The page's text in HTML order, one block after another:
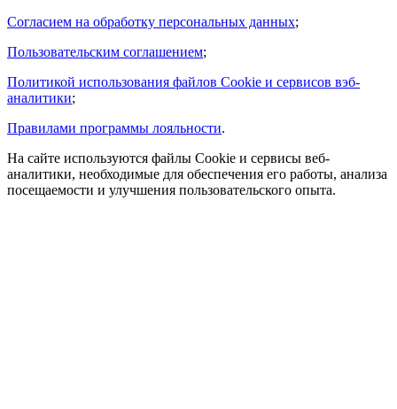
Согласием на обработку персональных данных;
Пользовательским соглашением;
Политикой использования файлов Cookie и сервисов вэб-
аналитики;
Правилами программы лояльности.
На сайте используются файлы Cookie и сервисы веб-
аналитики, необходимые для обеспечения его работы, анализа
посещаемости и улучшения пользовательского опыта.